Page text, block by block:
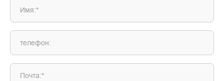
Имя:*
телефон:
Почта:*